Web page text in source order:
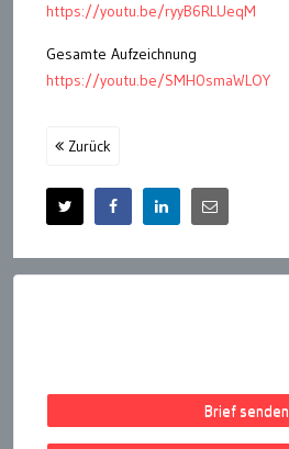
https://youtu.be/ryyB6RLUeqM
Gesamte Aufzeichnung
https://youtu.be/SMH0smaWLOY
Zurück
Brief senden